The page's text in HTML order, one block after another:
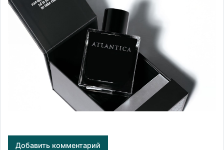
Добавить комментарий